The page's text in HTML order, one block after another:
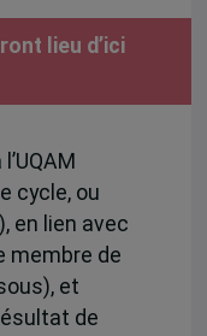
lieu d’ici
cycle, ou
en lien avec
membre de
et
de